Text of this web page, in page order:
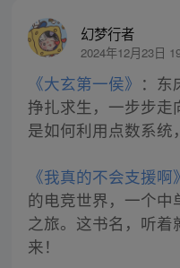
幻梦行者
2024年12月23日
《大玄第一侯》 ：东
挣扎求生，一步步
是如何利用点数系统
《我真的不会支援啊》
的电竞世界，一个
之旅。这书名，听
来！